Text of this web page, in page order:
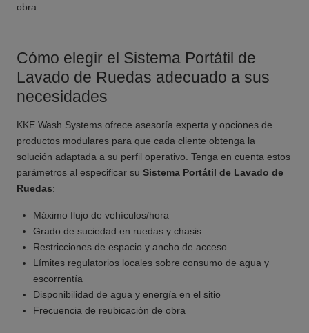
obra.
Cómo elegir el Sistema Portátil de
Lavado de Ruedas adecuado a sus
necesidades
KKE Wash Systems ofrece asesoría experta y opciones de
productos modulares para que cada cliente obtenga la
solución adaptada a su perfil operativo. Tenga en cuenta estos
parámetros al especificar su Sistema Portátil de Lavado de
Ruedas:
Máximo flujo de vehículos/hora
Grado de suciedad en ruedas y chasis
Restricciones de espacio y ancho de acceso
Límites regulatorios locales sobre consumo de agua y
escorrentía
Disponibilidad de agua y energía en el sitio
Frecuencia de reubicación de obra